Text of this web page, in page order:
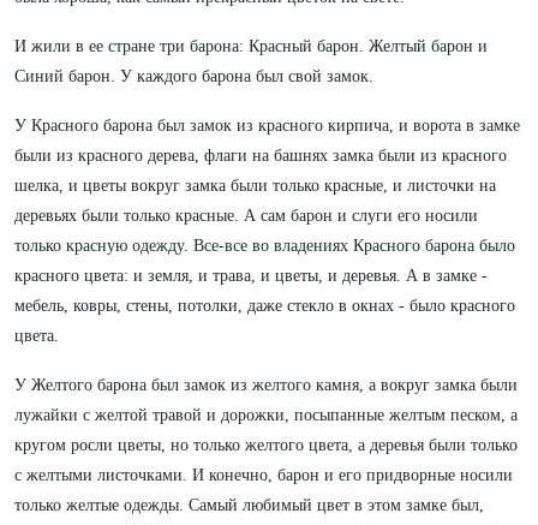
И жили в ее стране три барона: Красный барон. Желтый барон и
Синий барон. У каждого барона был свой замок.
У Красного барона был замок из красного кирпича, и ворота в замке
были из красного дерева, флаги на башнях замка были из красного
шелка, и цветы вокруг замка были только красные, и листочки на
деревьях были только красные. А сам барон и слуги его носили
только красную одежду. Все-все во владениях Красного барона было
красного цвета: и земля, и трава, и цветы, и деревья. А в замке -
мебель, ковры, стены, потолки, даже стекло в окнах - было красного
цвета.
У Желтого барона был замок из желтого камня, а вокруг замка были
лужайки с желтой травой и дорожки, посыпанные желтым песком, а
кругом росли цветы, но только желтого цвета, а деревья были только
с желтыми листочками. И конечно, барон и его придворные носили
только желтые одежды. Самый любимый цвет в этом замке был,